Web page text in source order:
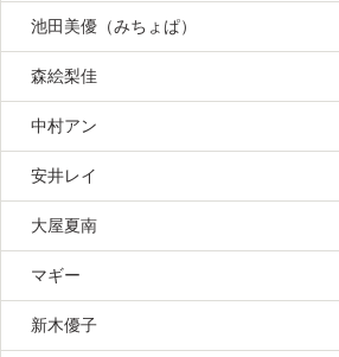
池田美優（みちょぱ）
森絵梨佳
中村アン
安井レイ
大屋夏南
マギー
新木優子